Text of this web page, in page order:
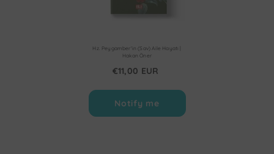
Hz. Peygamber'in (sav) Aile Hayatı |
Hakan Öner
€11,00 EUR
Notify me